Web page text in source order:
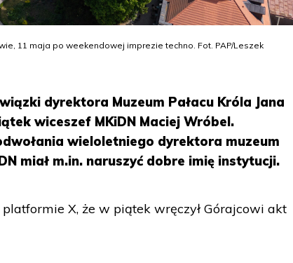
11 maja po weekendowej imprezie techno. Fot. PAP/Leszek
dyrektora Muzeum Pałacu Króla Jana
wiceszef MKiDN Maciej Wróbel.
wieloletniego dyrektora muzeum
miał m.in. naruszyć dobre imię instytucji.
X, że w piątek wręczył Górajcowi akt